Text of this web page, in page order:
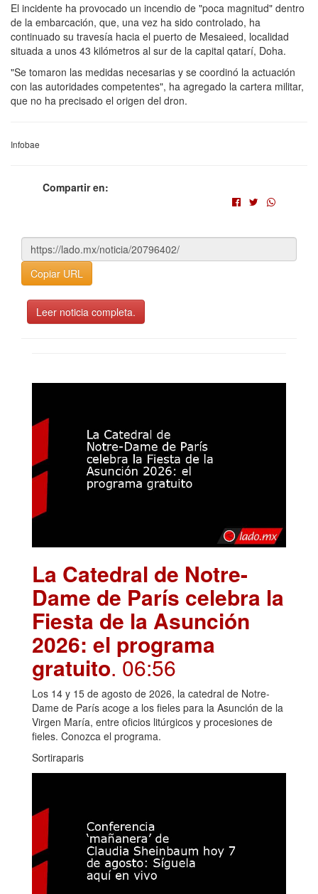
El incidente ha provocado un incendio de "poca magnitud" dentro
de la embarcación, que, una vez ha sido controlado, ha
continuado su travesía hacia el puerto de Mesaieed, localidad
situada a unos 43 kilómetros al sur de la capital qatarí, Doha.
"Se tomaron las medidas necesarias y se coordinó la actuación
con las autoridades competentes", ha agregado la cartera militar,
que no ha precisado el origen del dron.
Infobae
Compartir en:
Copiar URL
Leer noticia completa.
La Catedral de Notre-
Dame de París celebra la
Fiesta de la Asunción
2026: el programa
gratuito. 06:56
Los 14 y 15 de agosto de 2026, la catedral de Notre-
Dame de París acoge a los fieles para la Asunción de la
Virgen María, entre oficios litúrgicos y procesiones de
fieles. Conozca el programa.
Sortiraparis